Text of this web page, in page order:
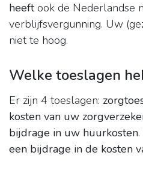
heeftook de Nederlandse
verblijfsvergunning. Uw
niet te hoog.
Welke toeslagen
Er zijn 4 toeslagen:
kosten van uw
bijdrage in uw huurkosten.
een bijdrage in de kosten